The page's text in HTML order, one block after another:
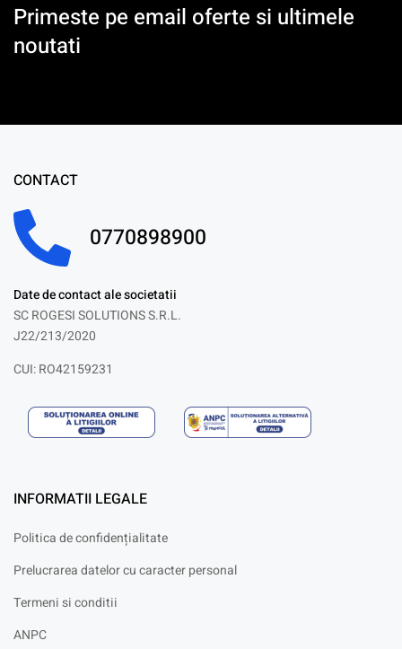
Primeste pe email oferte si ultimele
noutati
CONTACT
0770898900
Date de contact ale societatii
SC ROGESI SOLUTIONS S.R.L.
J22/213/2020
CUI: RO42159231
INFORMATII LEGALE
Politica de confidențialitate
Prelucrarea datelor cu caracter personal
Termeni si conditii
ANPC